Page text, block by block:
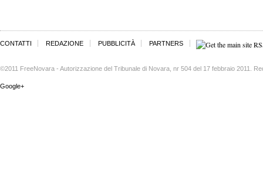
CONTATTI REDAZIONE PUBBLICITÀ PARTNERS
©2011 FreeNovara - Autorizzazione del Tribunale di Novara, nr 504 del 17 febbraio 2011.
Google+